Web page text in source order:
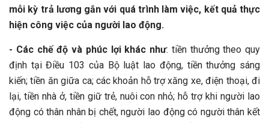
mỗi kỳ trả lương gắn với quá trình làm việc, kết quả thực
hiện công việc của người lao động.
- Các chế độ và phúc lợi khác như: tiền thưởng theo quy
định tại Điều 103 của Bộ luật lao động, tiền thưởng sáng
kiến; tiền ăn giữa ca; các khoản hỗ trợ xăng xe, điện thoại, đi
lại, tiền nhà ở, tiền giữ trẻ, nuôi con nhỏ; hỗ trợ khi người lao
động có thân nhân bị chết, người lao động có người thân kết